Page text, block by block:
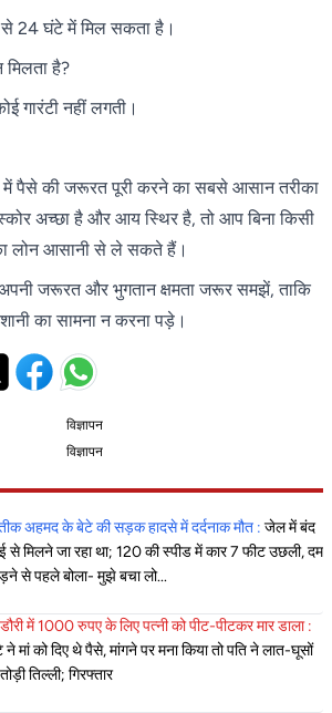
24 घंटे में मिल सकता है।
मिलता है?
गारंटी नहीं लगती।
पैसे की जरूरत पूरी करने का सबसे आसान तरीका
अच्छा है और आय स्थिर है, तो आप बिना किसी
लोन आसानी से ले सकते हैं।
जरूरत और भुगतान क्षमता जरूर समझें, ताकि
का सामना न करना पड़े।
विज्ञापन
विज्ञापन
अहमद के बेटे की सड़क हादसे में दर्दनाक मौत : जेल में बंद
से मिलने जा रहा था; 120 की स्पीड में कार 7 फीट उछली, दम
से पहले बोला- मुझे बचा लो...
में 1000 रुपए के लिए पत्नी को पीट-पीटकर मार डाला :
ने मां को दिए थे पैसे, मांगने पर मना किया तो पति ने लात-घूसों
तिल्ली; गिरफ्तार